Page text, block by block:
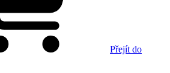
Přejít do